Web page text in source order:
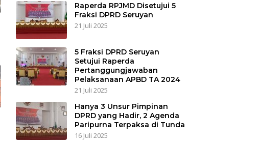
Raperda RPJMD Disetujui 5
Fraksi DPRD Seruyan
21 Juli 2025
5 Fraksi DPRD Seruyan
Setujui Raperda
Pertanggungjawaban
Pelaksanaan APBD TA 2024
21 Juli 2025
Hanya 3 Unsur Pimpinan
DPRD yang Hadir, 2 Agenda
Paripurna Terpaksa di Tunda
16 Juli 2025